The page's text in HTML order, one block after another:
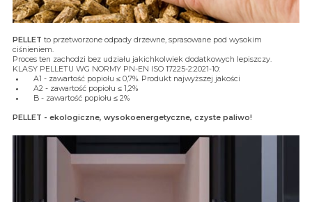
PELLET to przetworzone odpady drzewne, sprasowane pod wysokim
ciśnieniem.
Proces ten zachodzi bez udziału jakichkolwiek dodatkowych lepiszczy.
KLASY PELLETU WG NORMY PN-EN ISO 17225-2:2021-10:
A1 - zawartość popiołu ≤ 0,7%. Produkt najwyższej jakości
A2 - zawartość popiołu ≤ 1,2%
B - zawartość popiołu ≤ 2%
PELLET - ekologiczne, wysokoenergetyczne, czyste paliwo!